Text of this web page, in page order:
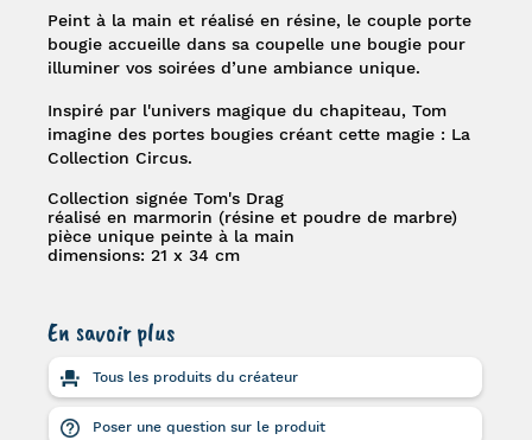
Peint à la main et réalisé en résine, le couple porte
bougie accueille dans sa coupelle une bougie pour
illuminer vos soirées d’une ambiance unique.
Inspiré par l'univers magique du chapiteau, Tom
imagine des portes bougies créant cette magie : La
Collection Circus.
Collection signée Tom's Drag
réalisé en marmorin (résine et poudre de marbre)
pièce unique peinte à la main
dimensions: 21 x 34 cm
En savoir plus
Tous les produits du créateur
Poser une question sur le produit